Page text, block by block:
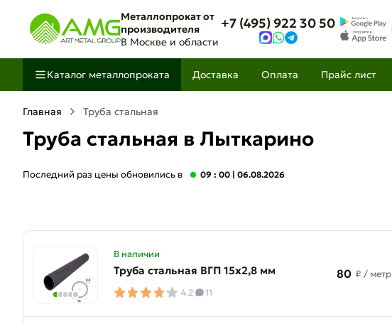
Металлопрокат от
производителя
В Москве и области
+7 (495) 922 30 50
Каталог металлопроката Доставка Оплата Прайс лист
Главная Труба стальная
Труба стальная в Лыткарино
Последний раз цены обновились в 09 : 00 | 06.08.2026
В наличии
Труба стальная ВГП 15х2,8 мм
4.2 11
80 ₽ / метр